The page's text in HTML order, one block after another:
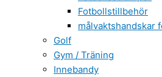
Fotbollstillbehör
målvaktshandskar
Golf
Gym / Träning
Innebandy